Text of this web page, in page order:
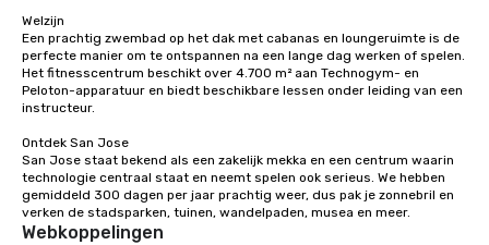
Welzijn
Een prachtig zwembad op het dak met cabanas en loungeruimte is de
perfecte manier om te ontspannen na een lange dag werken of spelen.
Het fitnesscentrum beschikt over 4.700 m² aan Technogym- en
Peloton-apparatuur en biedt beschikbare lessen onder leiding van een
instructeur.
Ontdek San Jose
San Jose staat bekend als een zakelijk mekka en een centrum waarin
technologie centraal staat en neemt spelen ook serieus. We hebben
gemiddeld 300 dagen per jaar prachtig weer, dus pak je zonnebril en
verken de stadsparken, tuinen, wandelpaden, musea en meer.
Webkoppelingen